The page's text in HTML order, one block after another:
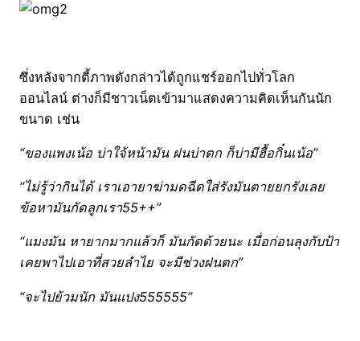
ซึ่งหลังจากตี้ภาพดังกล่าวได้ถูกแชร์ออกไปทั่วโลก
ออนไลน์ ต่างก็มีชาวเน็ตเข้ามาแสดงความคิดเห็นกันนัก
ขนาด เช่น
“ของแพงเน้อ บ่าใจ้หน้ามัน ฝนบ่าตก ก็บ่ามีฮื้อกิ๋นเน้อ”
“ไม่รู้ว่ากินได้ เราเอายาฆ่ามดฉีดใส่รังมันตายยกรังเลย
ข้อหามันกัดลูกเรา55++”
“แมงมัน หายากมากแล้วก็ มันกัดด้วยนะ เมื่อก่อนลุงกับป้า
เคยพาไปเอาที่สวยลำไย จะมีช่วงฝนตก”
“จะไปย้วมนัก มันแปง555555”